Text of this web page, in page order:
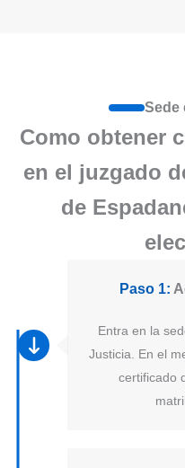
Sede
Como obtener
en el juzgado
de
Paso 1:
Entra en la
Justicia. En el
certificado